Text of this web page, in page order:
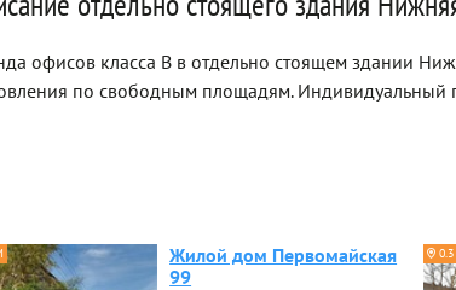
офисов класса B в отдельно стоящем здании
по свободным площадям. Индивидуальный
Жилой дом Первомайская
99